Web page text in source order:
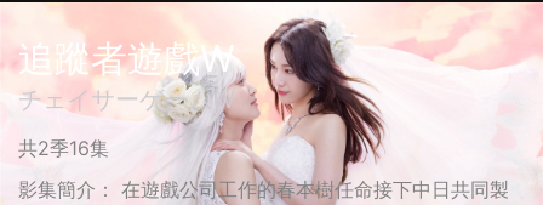
追蹤者遊戲W
チェイサーゲームW
共2季16集
影集簡介： 在遊戲公司工作的春本樹任命接下中日共同製